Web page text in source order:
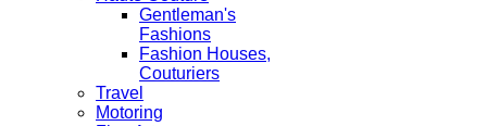
Gentleman's
Fashions
Fashion Houses,
Couturiers
Travel
Motoring